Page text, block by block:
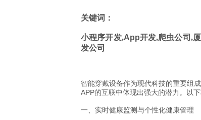
关键词：
小程序开发,App开发,爬虫公司 ,
发公司
智能穿戴设备作为现代科技的重要组
APP的互联中体现出强大的潜力。以
一、实时健康监测与个性化健康管理